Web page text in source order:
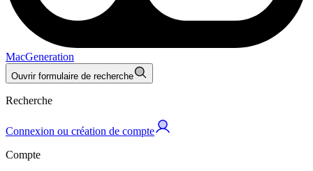
MacGeneration
Ouvrir formulaire de recherche
Recherche
Connexion ou création de compte
Compte